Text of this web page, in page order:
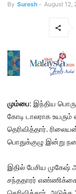
By Suresh - August 12,
மும்பை: இந்திய
கோடி டாலராக
தெரிவித்தார்.
பொதுக்குழு இன்று
இதில் பேசிய முகேஷ்
சந்ததாரர்